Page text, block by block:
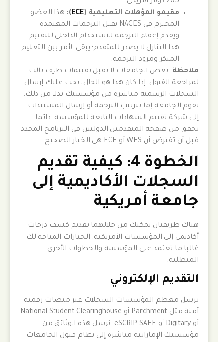
مقيمو المؤهلات التعليمية (ECE
): هذا العضو
المحترم في NACES يقبل الترجمات المعتمدة
ويقدم إعفاء الترجمة للاستخدام الداخلي للتقييم.
هذا التنازل لا يصدر للمتقدم؛ يبقى الأمر بين التعليم
المبكر ومزود الترجمة.
ملاحظة: بعض الجامعات لا تقبل تقييمات طرف ثالث
لمراجعة القبول. إذا كان هذا هو الحال، يجب عليك إرسال
السجلات الرسمية مباشرة من مؤسستك بدلا من ذلك.
تقوم الجامعة إما بترتيب الترجمة أو إرسال المستندات
إلى شركة تقييم الشهادات التابعة للمؤسسة. دائما
تحقق من صفحة المتقدمين الدوليين في البرنامج المحدد
قبل أن تفترض أن WES أو ECE هي الخيار الصحيح.
الخطوة 4: كيفية تقديم
السجلات الأكاديمية إلى
جامعة أمريكية
هناك طريقتان يمكنك من خلالهما تقديم كشف درجات
أكاديمي إلى المؤسسات الأمريكية. الخيارات المتاحة لك
غالبا ما تعتمد على المؤسسة والخطوات الأخرى
المتطلبة.
التقديم الإلكتروني
ترسل معظم المؤسسات السجلات عبر منصات رقمية
آمنة مثل Parchment أو National Student Clearinghouse
أو Digitary أو eSCRIP-SAFE. ترسل هذه الوثائق من
مؤسستك الإماراتية مباشرة إلى نظام قبول الجامعات